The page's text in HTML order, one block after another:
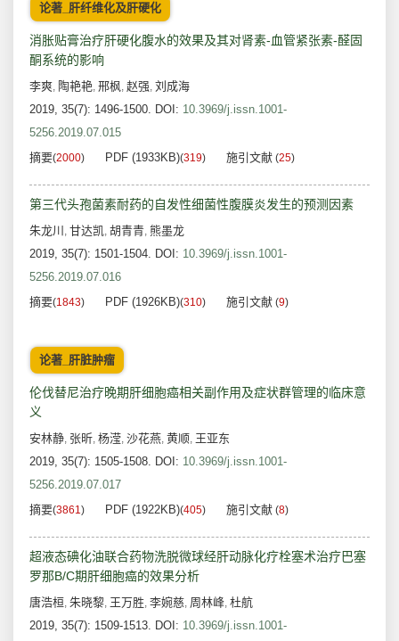
论著_肝纤维化及肝硬化
消胀贴膏治疗肝硬化腹水的效果及其对肾素-血管紧张素-醛固
酮系统的影响
李爽, 陶艳艳, 邢枫, 赵强, 刘成海
2019, 35(7): 1496-1500. DOI: 10.3969/j.issn.1001-
5256.2019.07.015
摘要(2000) PDF (1933KB)(319) 施引文献 (25)
第三代头孢菌素耐药的自发性细菌性腹膜炎发生的预测因素
朱龙川 , 甘达凯, 胡青青, 熊墨龙
2019, 35(7): 1501-1504. DOI: 10.3969/j.issn.1001-
5256.2019.07.016
摘要(1843) PDF (1926KB)(310) 施引文献 (9)
论著_肝脏肿瘤
伦伐替尼治疗晚期肝细胞癌相关副作用及症状群管理的临床意
义
安林静, 张昕, 杨滢, 沙花燕, 黄顺, 王亚东
2019, 35(7): 1505-1508. DOI: 10.3969/j.issn.1001-
5256.2019.07.017
摘要(3861) PDF (1922KB)(405) 施引文献 (8)
超液态碘化油联合药物洗脱微球经肝动脉化疗栓塞术治疗巴塞
罗那B/C期肝细胞癌的效果分析
唐浩桓, 朱晓黎, 王万胜, 李婉慈, 周林峰, 杜航
2019, 35(7): 1509-1513. DOI: 10.3969/j.issn.1001-